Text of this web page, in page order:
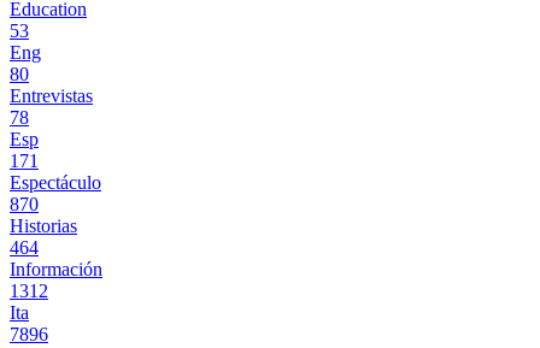
Education
53
Eng
80
Entrevistas
78
Esp
171
Espectáculo
870
Historias
464
Información
1312
Ita
7896